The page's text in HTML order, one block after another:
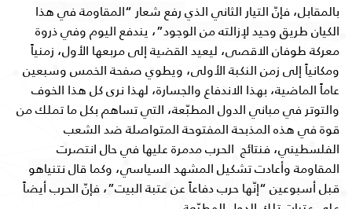
بالمقابل، فإنّ التيار الثاني الذي
الكيان طريق وحيد لإزالته من الوجود”، يندفع اليوم وفي ذروة
معركة طوفان الاقصى، ليعيد القضية إلى مربعها الأول، زمنياً
ومكانياً إلى زمن النكبة الأولى، ويطوي صفحة الخمس وسبعين
عاماً الماضية، بهذا الاندفاع والجسارة، لهذا نرى كل هذا الخوف
والتوتر في مباني الدول المطبّعة، التي تساهم بكل ما تملك من
قوة في هذه المذبحة المفتوحة المتواصلة ضد الشعب
الفلسطيني، فنتائج الحرب مدمرة عليها في حال انتصرت
المقاومة وأعادت تشكيل المشهد السياسي، وكما